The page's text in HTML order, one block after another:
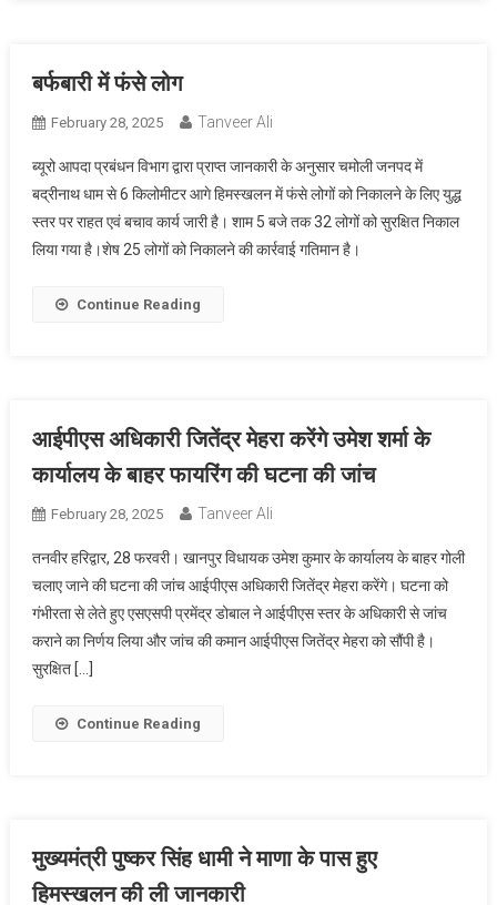
बर्फबारी में फंसे लोग
February 28, 2025 Tanveer Ali
ब्यूरो आपदा प्रबंधन विभाग द्वारा प्राप्त जानकारी के अनुसार चमोली जनपद में
बद्रीनाथ धाम से 6 किलोमीटर आगे हिमस्खलन में फंसे लोगों को निकालने के लिए युद्ध
स्तर पर राहत एवं बचाव कार्य जारी है। शाम 5 बजे तक 32 लोगों को सुरक्षित निकाल
लिया गया है।शेष 25 लोगों को निकालने की कार्रवाई गतिमान है।
Continue Reading
आईपीएस अधिकारी जितेंद्र मेहरा करेंगे उमेश शर्मा के
कार्यालय के बाहर फायरिंग की घटना की जांच
February 28, 2025 Tanveer Ali
तनवीर हरिद्वार, 28 फरवरी। खानपुर विधायक उमेश कुमार के कार्यालय के बाहर गोली
चलाए जाने की घटना की जांच आईपीएस अधिकारी जितेंद्र मेहरा करेंगे। घटना को
गंभीरता से लेते हुए एसएसपी प्रमेंद्र डोबाल ने आईपीएस स्तर के अधिकारी से जांच
कराने का निर्णय लिया और जांच की कमान आईपीएस जितेंद्र मेहरा को सौंपी है।
सुरक्षित […]
Continue Reading
मुख्यमंत्री पुष्कर सिंह धामी ने माणा के पास हुए
हिमस्खलन की ली जानकारी